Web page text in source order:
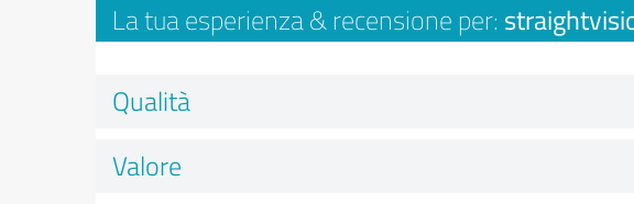
La tua esperienza & recensione per:
Qualità
Valore